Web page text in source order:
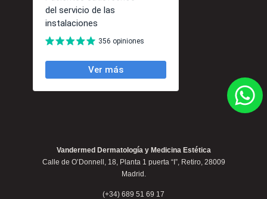
Vandermed Dermatología y Medicina Estética
Calle de O’Donnell, 18, Planta 1 puerta “I”, Retiro, 28009
Madrid.
(+34) 689 51 69 17